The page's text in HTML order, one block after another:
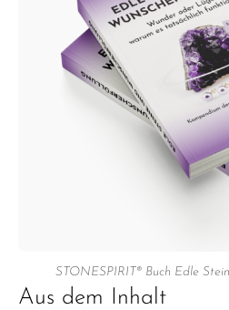
STONESPIRIT® Buch Edle
Aus dem Inhalt